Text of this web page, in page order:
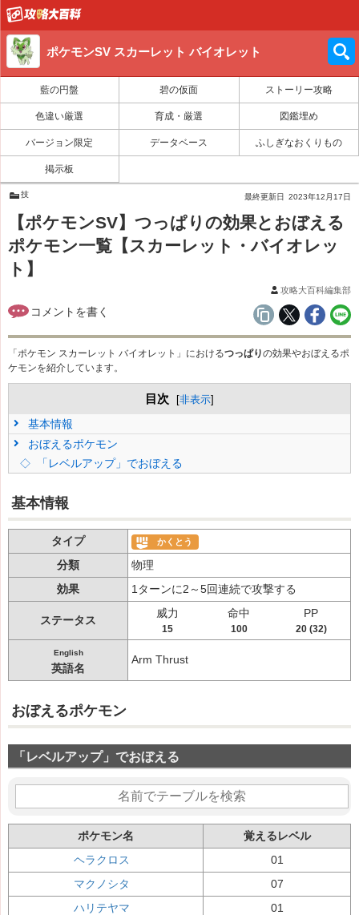
ポケモンSV スカーレット バイオレット
藍の円盤 碧の仮面 ストーリー攻略
色違い厳選 育成・厳選 図鑑埋め
バージョン限定 データベース ふしぎなおくりもの
掲示板
技 最終更新日 2023年12月17日
【ポケモンSV】つっぱりの効果とおぼえる
ポケモン一覧【スカーレット・バイオレッ
ト】
攻略大百科編集部
「ポケモン スカーレット バイオレット」におけるつっぱりの効果やおぼえるポ
ケモンを紹介しています。
目次 [非表示]
基本情報
おぼえるポケモン
「レベルアップ」でおぼえる
基本情報
タイプ かくとう
分類
物理
効果
1ターンに2～5回連続で攻撃する
ステータス
威力
15
命中
100
PP
20 (32)
English
英語名
Arm Thrust
おぼえるポケモン
「レベルアップ」でおぼえる
ポケモン名
覚えるレベル
ヘラクロス
01
マクノシタ
07
ハリテヤマ
01